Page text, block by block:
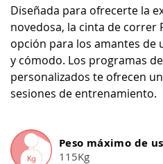
Diseñada para ofrecerte la
novedosa, la cinta de correr
opción para los amantes
y cómodo. Los programas
personalizados te ofrecen
sesiones de entrenamiento.
Peso máximo de
115Kg
de
la
galería
de
imágenes